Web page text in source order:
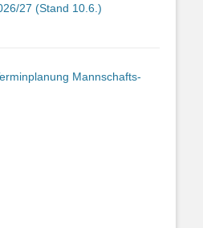
27 (Stand 10.6.)
Mannschafts-